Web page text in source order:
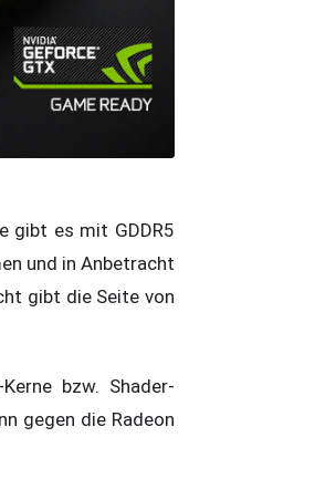
gibt es mit GDDR5
und in Anbetracht
gibt die Seite von
bzw. Shader-
gegen die Radeon